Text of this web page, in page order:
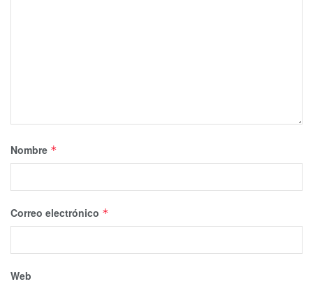
Nombre *
Correo electrónico *
Web